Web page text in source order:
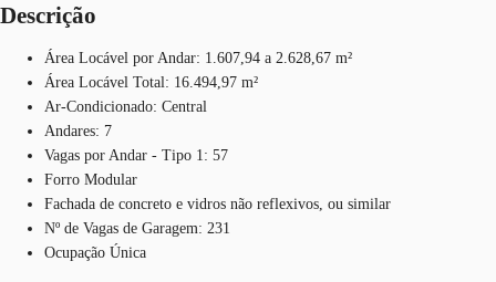
Descrição
Área Locável por Andar: 1.607,94 a 2.628,67 m²
Área Locável Total: 16.494,97 m²
Ar-Condicionado: Central
Andares: 7
Vagas por Andar - Tipo 1: 57
Forro Modular
Fachada de concreto e vidros não reflexivos, ou similar
Nº de Vagas de Garagem: 231
Ocupação Única